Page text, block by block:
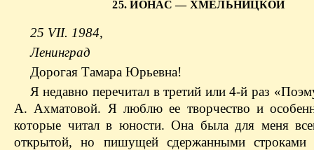
25. ИОНАС — ХМЕЛЬНИЦКОЙ
25 VII. 1984,
Ленинград
Дорогая Тамара Юрьевна!
Я недавно перечитал в третий или 4-й раз
А. Ахматовой. Я люблю ее творчество и
которые читал в юности. Она была для меня
открытой, но пишущей сдержанными